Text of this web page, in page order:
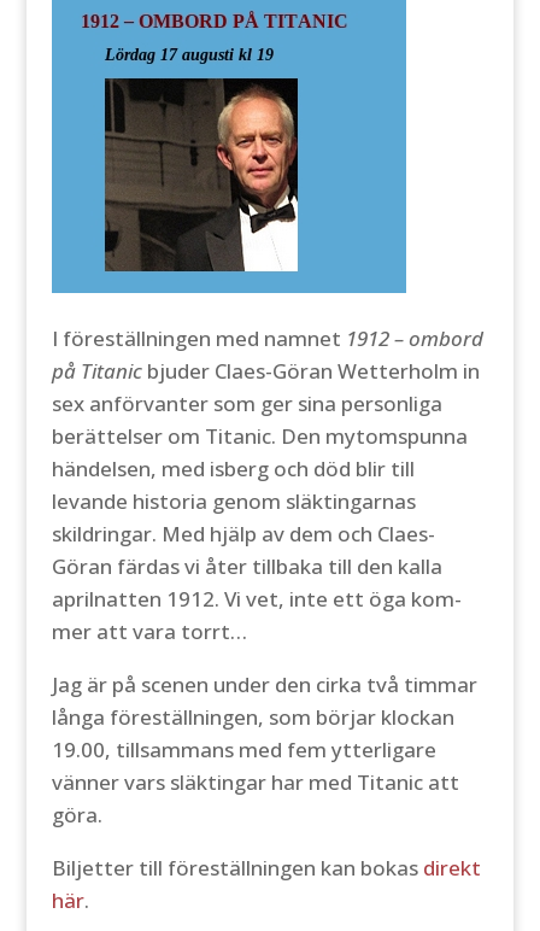
I föreställningen med namnet 1912 – ombord
på Titanicbjuder Claes-Göran Wetterholm in
sex anförvanter som ger sina personliga
berättelser om Titanic. Den mytomspunna
händelsen, med isberg och död blir till
levande historia genom släktingarnas
skildringar. Med hjälp av dem och Claes-
Göran färdas vi åter tillbaka till den kalla
aprilnatten 1912. Vi vet, inte ett öga kom­
mer att vara torrt…
Jag är på scenen under den cirka två timmar
långa föreställningen, som börjar klockan
19.00, tillsammans med fem ytterligare
vänner vars släktingar har med Titanic att
göra.
Biljetter till föreställningen kan bokas direkt
här.